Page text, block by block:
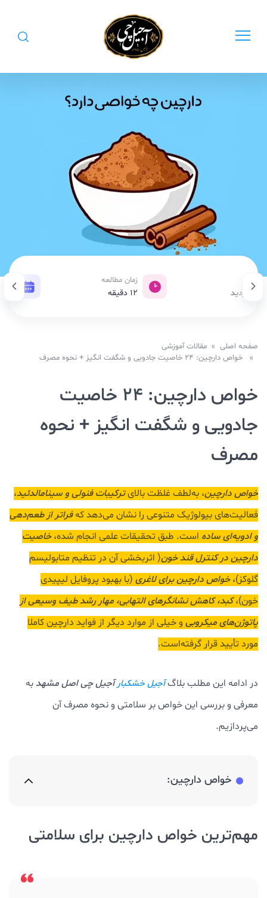
بازدید
125 بازدید
زمان مطالعه
12 دقیقه
صفحه اصلی » مقالات آموزشی
» خواص دارچین: 24 خاصیت جادویی و شگفت انگیز + نحوه مصرف
خواص دارچین: 24 خاصیت
جادویی و شگفت انگیز + نحوه
مصرف
خواص دارچین، به‌لطف غلظت بالایترکیبات فنولی و سینامالدئید،
فعالیت‌های بیولوژیک متنوعی را نشان می‌دهد کهفراتر از طعم‌دهی
و ادویه‌ای ساده است. طبق تحقیقات علمی انجام شده،خاصیت
دارچین در کنترل قند خون( اثربخشی آن در تنظیم متابولیسم
گلوکز)،خواص دارچین برای لاغری (با بهبود پروفایل لیپیدی
خون)،کبد، کاهش نشانگرهای التهابی، مهار رشد طیف وسیعی از
پاتوژن‌های میکروبی و خیلی از موارد دیگر از فواید دارچین کاملا
مورد تأیید قرار گرفته‌است.
در ادامه این مطلب بلاگآجیل خشکبارآجیل چی اصل مشهدبه
معرفی و بررسی این خواص بر سلامتی و نحوه مصرف آن
می‌پردازیم.
خواص دارچین:
مهم‌ترین خواص دارچین برای سلامتی